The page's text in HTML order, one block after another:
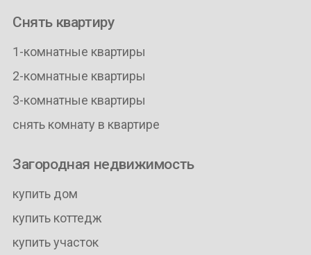
Снять квартиру
1-комнатные квартиры
2-комнатные квартиры
3-комнатные квартиры
снять комнату в квартире
Загородная недвижимость
купить дом
купить коттедж
купить участок